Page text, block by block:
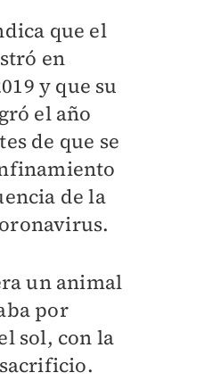
que el
en
y que su
el año
de que se
de la
un animal
por
sol, con la